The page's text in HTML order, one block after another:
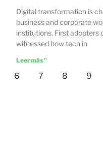
Digital transformation is
business and corporate
institutions. First adopters
witnessed how tech in
Leer más "
6 7 8 9